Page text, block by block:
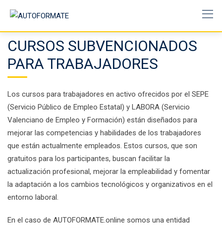
content
CURSOS SUBVENCIONADOS
PARA TRABAJADORES
Los cursos para trabajadores en activo ofrecidos por el SEPE
(Servicio Público de Empleo Estatal) y LABORA (Servicio
Valenciano de Empleo y Formación) están diseñados para
mejorar las competencias y habilidades de los trabajadores
que están actualmente empleados. Estos cursos, que son
gratuitos para los participantes, buscan facilitar la
actualización profesional, mejorar la empleabilidad y fomentar
la adaptación a los cambios tecnológicos y organizativos en el
entorno laboral.
En el caso de AUTOFORMATE.online somos una entidad